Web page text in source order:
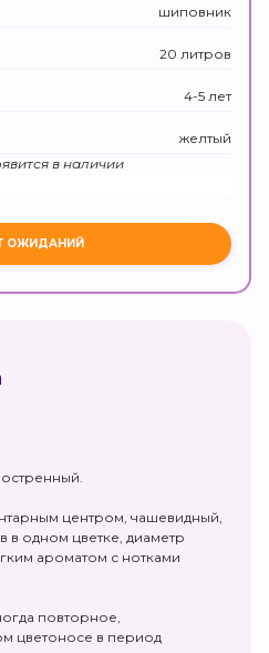
шиповник
20 литров
4-5 лет
желтый
в наличии
центром, чашевидный,
в одном цветке, диаметр
ароматом с нотками
повторное,
цветоносе в период